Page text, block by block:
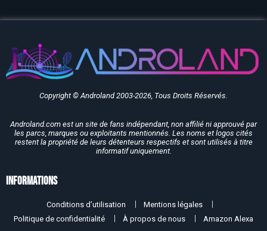
Copyright © Androland 2003-2026, Tous Droits Réservés.
Androland.com est un site de fans indépendant, non affilié ni approuvé par
les parcs, marques ou exploitants mentionnés. Les noms et logos cités
restent la propriété de leurs détenteurs respectifs et sont utilisés à titre
informatif uniquement.
Informations
Conditions d’utilisation
Mentions légales
Politique de confidentialité
À propos de nous Amazon Alexa